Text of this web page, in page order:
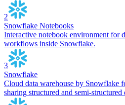
2
Snowflake Notebooks
Interactive notebook environment for
workflows inside Snowflake.
3
Snowflake
Cloud data warehouse by Snowflake
sharing structured and semi-structured